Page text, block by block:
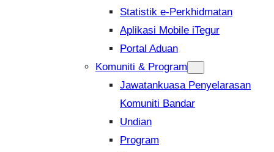
Statistik e-Perkhidmatan
Aplikasi Mobile iTegur
Portal Aduan
Komuniti & Program
Jawatankuasa Penyelarasan
Komuniti Bandar
Undian
Program